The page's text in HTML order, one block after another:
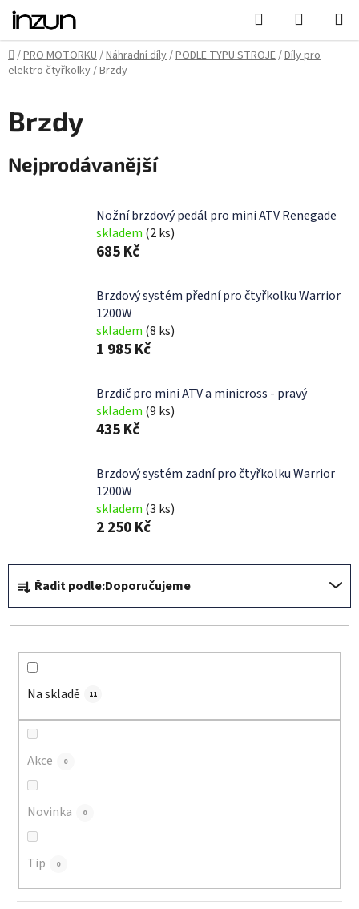
Přejít
obsah
Hledat
KOŠÍK
Domů
/PRO MOTORKU/Náhradní díly/PODLE TYPU STROJE/Díly pro
elektro čtyřkolky/Brzdy
Brzdy
Nejprodávanější
Nožní brzdový pedál pro mini ATV Renegade
skladem (2 ks)
685 Kč
Brzdový systém přední pro čtyřkolku Warrior
1200W
skladem (8 ks)
1 985 Kč
Brzdič pro mini ATV a minicross - pravý
skladem (9 ks)
435 Kč
Brzdový systém zadní pro čtyřkolku Warrior
1200W
skladem (3 ks)
2 250 Kč
Ř
a
z
e
Řadit podle:Doporučujeme
Na skladě 11
Akce 0
Novinka 0
Tip 0